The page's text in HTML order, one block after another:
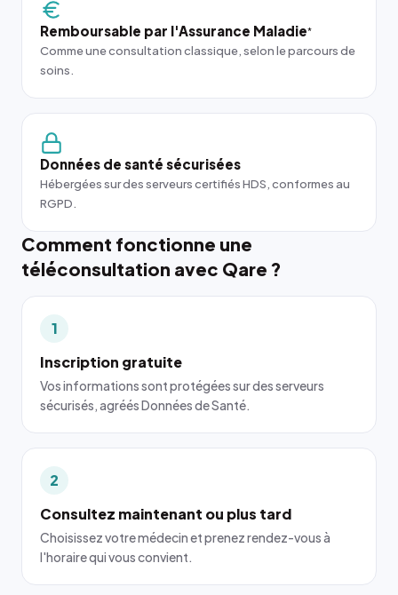
Remboursable par l'Assurance Maladie*
Comme une consultation classique, selon le parcours de
soins.
Données de santé sécurisées
Hébergées sur des serveurs certifiés HDS, conformes au
RGPD.
Comment fonctionne une
téléconsultation avec Qare ?
1
Inscription gratuite
Vos informations sont protégées sur des serveurs
sécurisés, agréés Données de Santé.
2
Consultez maintenant ou plus tard
Choisissez votre médecin et prenez rendez-vous à
l'horaire qui vous convient.